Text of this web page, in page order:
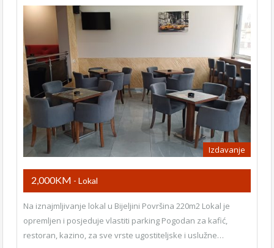
Izdavanje
2,000KM - Lokal
Na iznajmljivanje lokal u Bijeljini Površina 220m2 Lokal je
opremljen i posjeduje vlastiti parking Pogodan za kafić,
restoran, kazino, za sve vrste ugostiteljske i uslužne…